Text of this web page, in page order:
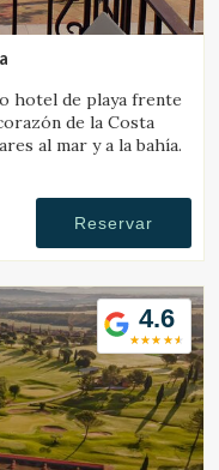
hotel de playa frente
de la Costa
al mar y a la bahía.
Reservar
4.6